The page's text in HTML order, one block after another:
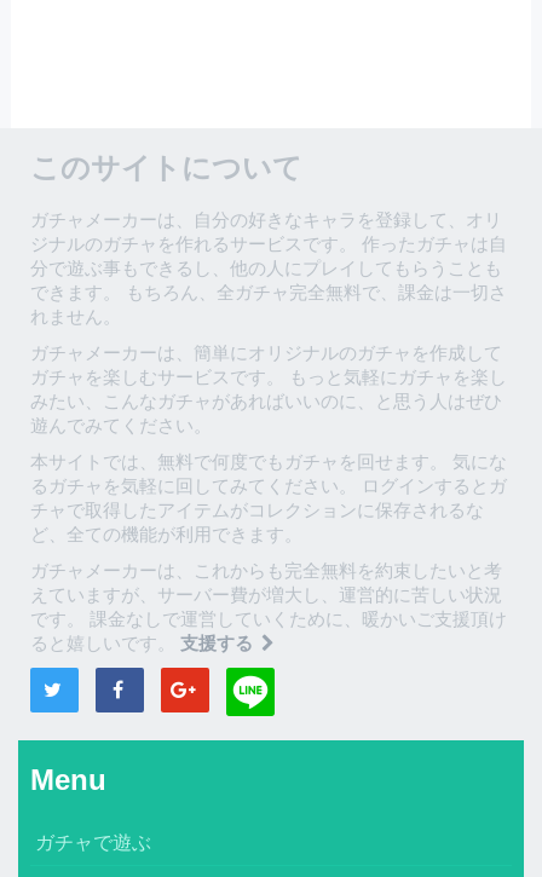
このサイトについて
ガチャメーカーは、自分の好きなキャラを登録して、オリ
ジナルのガチャを作れるサービスです。 作ったガチャは自
分で遊ぶ事もできるし、他の人にプレイしてもらうことも
できます。 もちろん、全ガチャ完全無料で、課金は一切さ
れません。
ガチャメーカーは、簡単にオリジナルのガチャを作成して
ガチャを楽しむサービスです。 もっと気軽にガチャを楽し
みたい、こんなガチャがあればいいのに、と思う人はぜひ
遊んでみてください。
本サイトでは、無料で何度でもガチャを回せます。 気にな
るガチャを気軽に回してみてください。 ログインするとガ
チャで取得したアイテムがコレクションに保存されるな
ど、全ての機能が利用できます。
ガチャメーカーは、これからも完全無料を約束したいと考
えていますが、サーバー費が増大し、運営的に苦しい状況
です。 課金なしで運営していくために、暖かいご支援頂け
ると嬉しいです。 支援する
Menu
ガチャで遊ぶ